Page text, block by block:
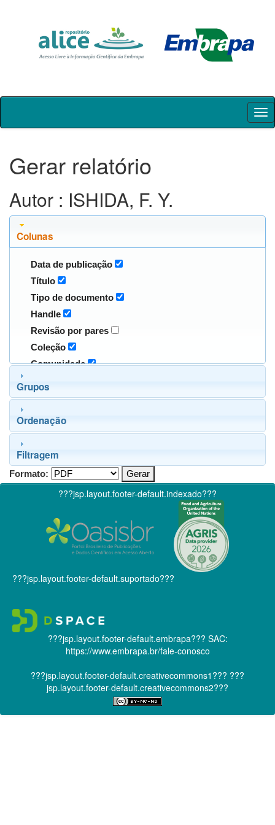
Skip
Gerar relatório
Autor : ISHIDA, F. Y.
Colunas
Data de publicação
Título
Tipo de documento
Handle
Revisão por pares
Coleção
Comunidade
Grupos
Ordenação
Filtragem
Formato:
???jsp.layout.footer-default.indexado???
???jsp.layout.footer-default.suportado???
???jsp.layout.footer-default.embrapa??? SAC:
https://www.embrapa.br/fale-conosco
???jsp.layout.footer-default.creativecommons1??? ???
jsp.layout.footer-default.creativecommons2???